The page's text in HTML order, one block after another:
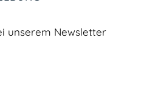
unserem Newsletter